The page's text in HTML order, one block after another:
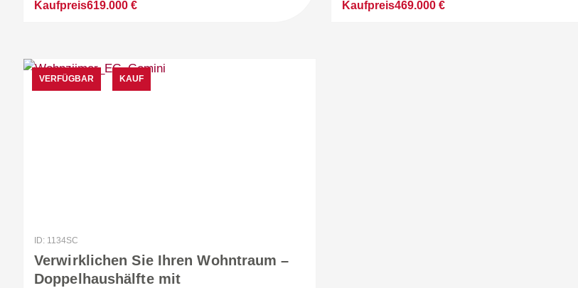
Kaufpreis619.000 €
Kaufpreis469.000 €
VERFÜGBAR KAUF
ID: 1134SC
Verwirklichen Sie Ihren Wohntraum –
Doppelhaushälfte mit